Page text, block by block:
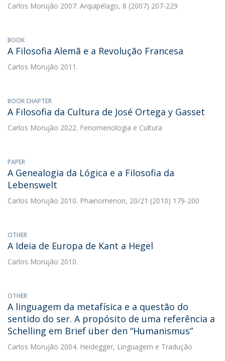
Carlos Morujão 2007. Arquipélago, 8 (2007) 207-229
BOOK
A Filosofia Alemã e a Revolução Francesa
Carlos Morujão 2011.
BOOK CHAPTER
A Filosofia da Cultura de José Ortega y Gasset
Carlos Morujão 2022. Fenomenologia e Cultura
PAPER
A Genealogia da Lógica e a Filosofia da
Lebenswelt
Carlos Morujão 2010. Phainomenon, 20/21 (2010) 179-200
OTHER
A Ideia de Europa de Kant a Hegel
Carlos Morujão 2010.
OTHER
A linguagem da metafísica e a questão do
sentido do ser. A propósito de uma referência a
Schelling em Brief über den “Humanismus”
Carlos Morujão 2004. Heidegger, Linguagem e Tradução